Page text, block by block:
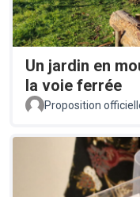
Un jardin en
la voie ferrée
Proposition